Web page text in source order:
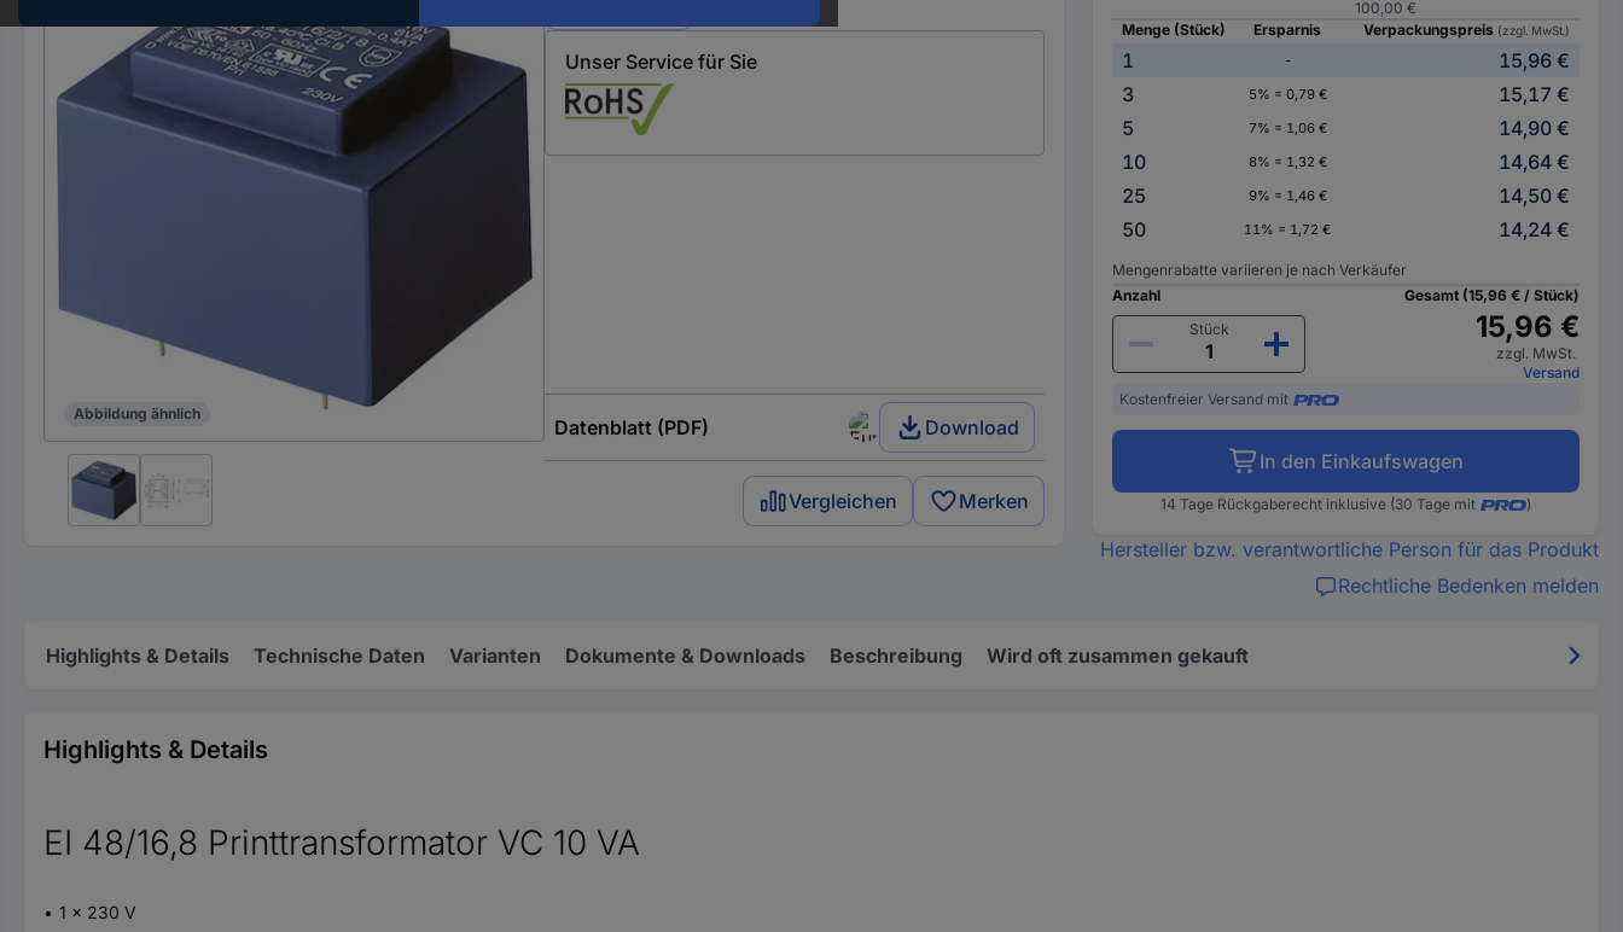
ein
Abbildung ähnlich
Unser Service für Sie
Datenblatt (PDF) Download
Vergleichen Merken
100,00 €
Menge (Stück)
Ersparnis Verpackungspreis (zzgl. MwSt.)
1 -
15,96 €
3
5% = 0,79 €
15,17 €
5
7% = 1,06 €
14,90 €
10
8% = 1,32 €
14,64 €
25
9% = 1,46 €
14,50 €
50
11% = 1,72 € 14,24 €
Mengenrabatte variieren je nach Verkäufer
Anzahl
Stück
Gesamt (15,96 € / Stück)
15,96 €
zzgl. MwSt.
Versand
Kostenfreier Versand mit
In den Einkaufswagen
14 Tage Rückgaberecht inklusive (30 Tage mit )
Hersteller bzw. verantwortliche Person für das Produkt
Rechtliche Bedenken melden
Highlights & Details Technische Daten Varianten Dokumente & Downloads Beschreibung Wird oft zusammen gekauft
Highlights & Details
EI 48/16,8 Printtransformator VC 10 VA
1 x 230 V